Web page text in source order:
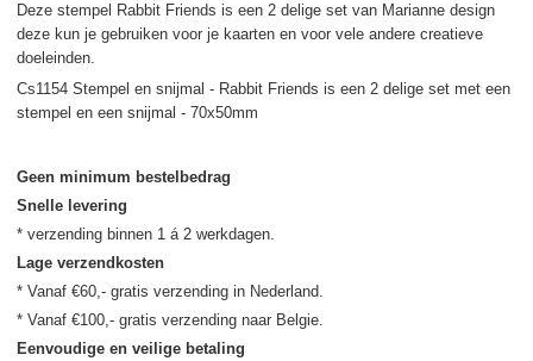
Deze stempel Rabbit Friends is een 2 delige set van Marianne design
deze kun je gebruiken voor je kaarten en voor vele andere creatieve
doeleinden.
Cs1154 Stempel en snijmal - Rabbit Friends is een 2 delige set met een
stempel en een snijmal - 70x50mm
Geen minimum bestelbedrag
Snelle levering
Lage verzendkosten
* Vanaf €60,- gratis verzending in Nederland.
Eenvoudige en veilige betaling